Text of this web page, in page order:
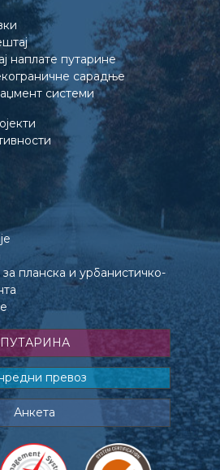
наплате путарине
сарадње
системи
планска и урбанистичко-
ПУТАРИНА
превоз
Анкета